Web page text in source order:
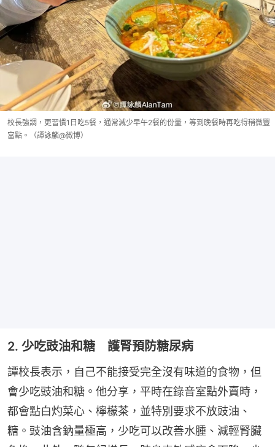
校長強調，更習慣1日吃5餐，通常減少早午2餐的份量，等到晚餐時再吃得稍微豐
富點。（譚詠麟@微博）
2. 少吃豉油和糖 護腎預防糖尿病
譚校長表示，自己不能接受完全沒有味道的食物，但
會少吃豉油和糖。他分享，平時在錄音室點外賣時，
都會點白灼菜心、檸檬茶，並特別要求不放豉油、
糖。豉油含鈉量極高，少吃可以改善水腫、減輕腎臟